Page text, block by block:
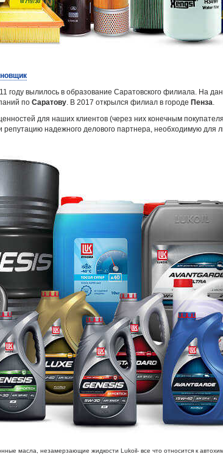
году вылилось в образование Саратовского филиала. На
по Саратову. В 2017 открылся филиал в городе Пенза.
для наших клиентов (через них конечным
репутацию надежного делового партнера, необходимую для
масла, незамерзающие жидкости Lukoil- все что относится к